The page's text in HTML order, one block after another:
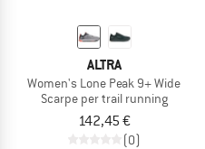
ALTRA
Women's Lone Peak 9+ Wide
Scarpe per trail running
142,45 €
(0)